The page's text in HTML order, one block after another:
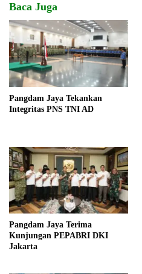
Baca Juga
Pangdam Jaya Tekankan
Integritas PNS TNI AD
Pangdam Jaya Terima
Kunjungan PEPABRI DKI
Jakarta